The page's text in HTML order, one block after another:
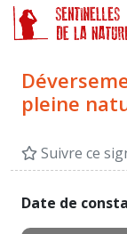
pleine
Suivre ce
Date de
Panneau de